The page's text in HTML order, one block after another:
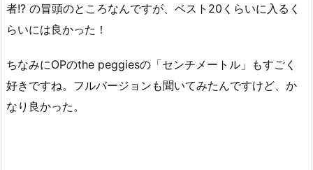
者!? の冒頭のところなんですが、ベスト20くらいに入るく
らいには良かった！
ちなみにOPのthe peggiesの「センチメートル」もすごく
好きですね。フルバージョンも聞いてみたんですけど、か
なり良かった。